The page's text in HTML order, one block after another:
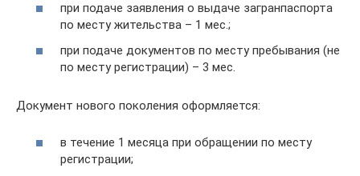
при подаче заявления о выдаче загранпаспорта
по месту жительства – 1 мес.;
при подаче документов по месту пребывания (не
по месту регистрации) – 3 мес.
Документ нового поколения оформляется:
в течение 1 месяца при обращении по месту
регистрации;